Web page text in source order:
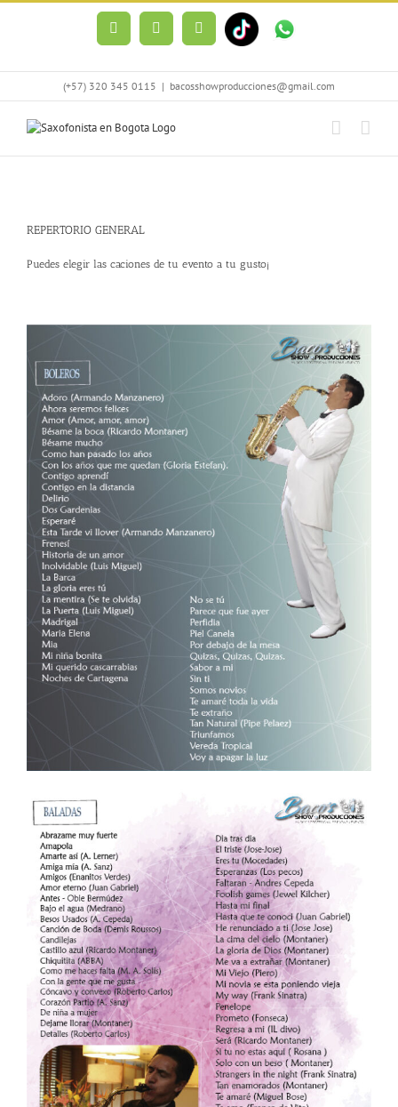
Skip
FacebookInstagramSpotify
(+57) 320 345 0115 | bacosshowproducciones@gmail.com
REPERTORIO GENERAL
Puedes elegir las caciones de tu evento a tu gusto¡